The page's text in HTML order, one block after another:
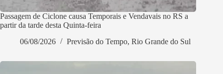
Passagem de Ciclone causa Temporais e Vendavais no RS a
partir da tarde desta Quinta-feira
06/08/2026
Previsão do Tempo, Rio Grande do Sul